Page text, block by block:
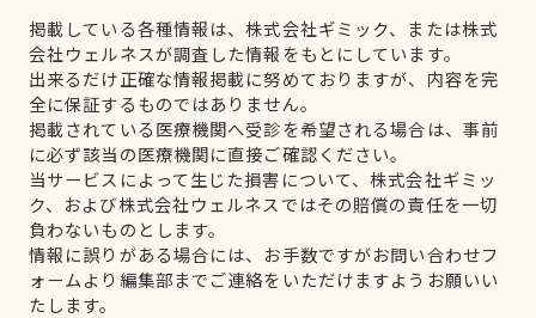
掲載している各種情報は、株式会社ギミック、または株式
会社ウェルネスが調査した情報をもとにしています。
出来るだけ正確な情報掲載に努めておりますが、内容を完
全に保証するものではありません。
掲載されている医療機関へ受診を希望される場合は、事前
に必ず該当の医療機関に直接ご確認ください。
当サービスによって生じた損害について、株式会社ギミッ
ク、および株式会社ウェルネスではその賠償の責任を一切
負わないものとします。
情報に誤りがある場合には、お手数ですがお問い合わせフ
ォームより編集部までご連絡をいただけますようお願いい
たします。